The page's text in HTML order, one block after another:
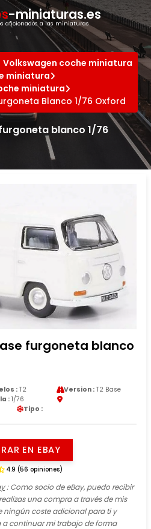
-miniaturas.es
aficionados a las miniaturas
Volkswagen coche miniatura
miniatura
miniatura
Blanco 1/76 Oxford
blanco 1/76
furgoneta blanco
:T2 Version :T2 Base
:1/76
Tipo :
EN EBAY
4.9 (56 opiniones)
: Como socio de eBay, puedo recibir
una compra a través de mis
ningún coste adicional para ti y
continuar mi trabajo de forma